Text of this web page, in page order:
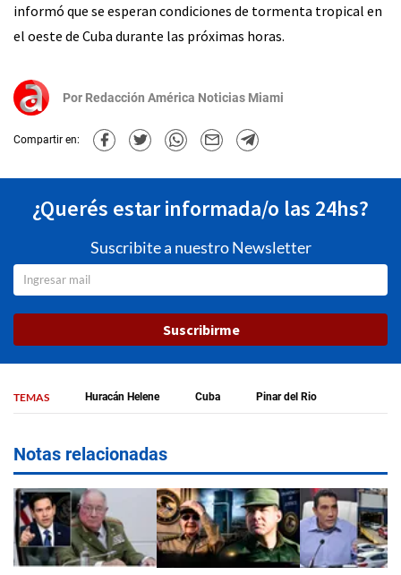
informó que se esperan condiciones de tormenta tropical en
el oeste de Cuba durante las próximas horas.
Por Redacción América Noticias Miami
Compartir en:
¿Querés estar informada/o las 24hs?
Suscribite a nuestro Newsletter
Suscribirme
TEMAS Huracán Helene Cuba Pinar del Rio
Notas relacionadas